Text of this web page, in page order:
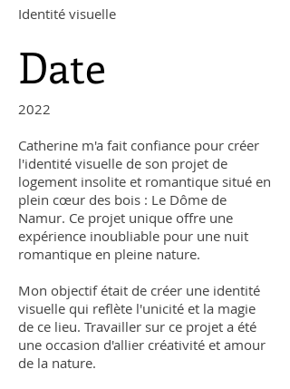
Identité visuelle
Date
2022
Catherine m'a fait confiance pour créer
l'identité visuelle de son projet de
logement insolite et romantique situé en
plein cœur des bois : Le Dôme de
Namur. Ce projet unique offre une
expérience inoubliable pour une nuit
romantique en pleine nature.
Mon objectif était de créer une identité
visuelle qui reflète l'unicité et la magie
de ce lieu. Travailler sur ce projet a été
une occasion d'allier créativité et amour
de la nature.